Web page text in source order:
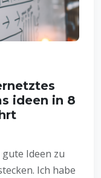
ideen in 8
Ideen zu
Ich habe